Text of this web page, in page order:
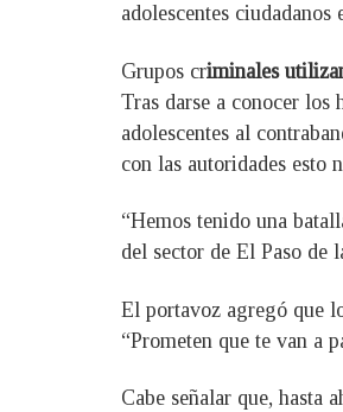
adolescentes ciudadanos
Grupos criminales
Tras darse a conocer los
adolescentes al
con las autoridades esto
“Hemos tenido una
del sector de El Paso de
El portavoz agregó que
“Prometen que te van a
Cabe señalar que, hasta